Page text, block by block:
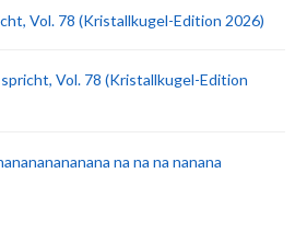
Vol. 78 (Kristallkugel-Edition 2026)
Vol. 78 (Kristallkugel-Edition
na na na nanana